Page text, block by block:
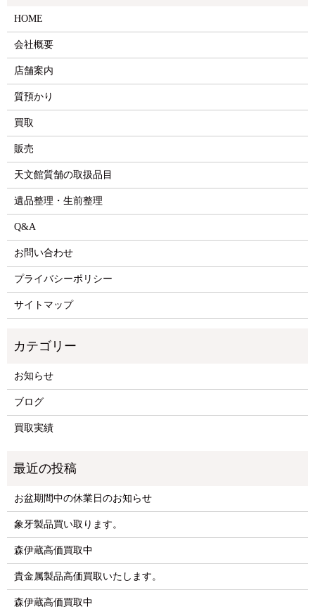
HOME
会社概要
店舗案内
質預かり
買取
販売
天文館質舗の取扱品目
遺品整理・生前整理
Q&A
お問い合わせ
プライバシーポリシー
サイトマップ
お知らせ
ブログ
買取実績
お盆期間中の休業日のお知らせ
象牙製品買い取ります。
森伊蔵高価買取中
貴金属製品高価買取いたします。
森伊蔵高価買取中